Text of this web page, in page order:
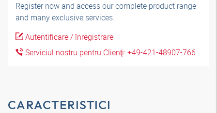
Register now and access our complete product range
and many exclusive services.
Autentificare / înregistrare
Serviciul nostru pentru Clienţi: +49-421-48907-766
CARACTERISTICI